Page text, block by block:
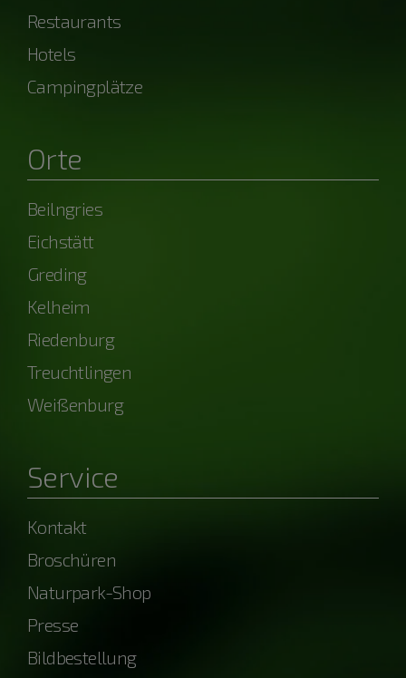
Restaurants
Hotels
Campingplätze
Orte
Beilngries
Eichstätt
Greding
Kelheim
Riedenburg
Treuchtlingen
Weißenburg
Service
Kontakt
Broschüren
Naturpark-Shop
Presse
Bildbestellung